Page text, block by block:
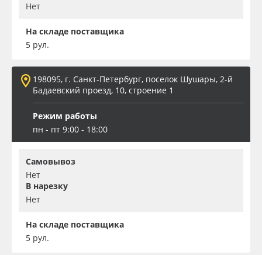
Нет
На складе поставщика
5 рул.
198095, г. Санкт-Петербург, поселок Шушары, 2-й
Бадаевский проезд, 10, строение 1
Режим работы
пн - пт 9:00 - 18:00
Самовывоз
Нет
В нарезку
Нет
На складе поставщика
5 рул.